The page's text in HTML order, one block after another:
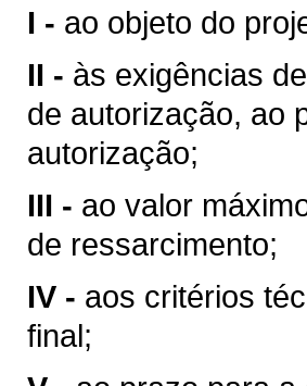
I - ao objeto do
II - às exigências
de autorização, ao
autorização;
III - ao valor
de ressarcimento;
IV - aos critérios
final;